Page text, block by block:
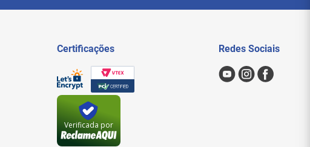
Certificações
Verificada por
Redes Sociais